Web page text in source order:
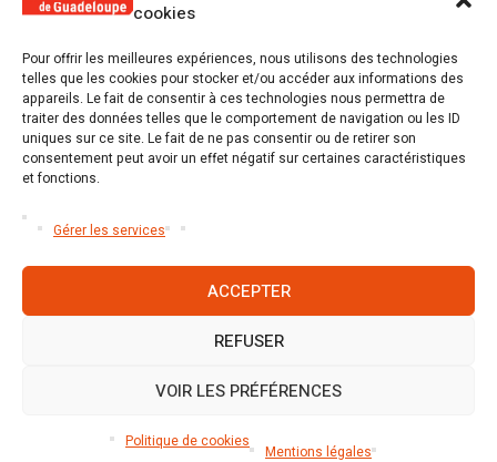
cookies
Pour offrir les meilleures expériences, nous utilisons des technologies
telles que les cookies pour stocker et/ou accéder aux informations des
appareils. Le fait de consentir à ces technologies nous permettra de
traiter des données telles que le comportement de navigation ou les ID
uniques sur ce site. Le fait de ne pas consentir ou de retirer son
consentement peut avoir un effet négatif sur certaines caractéristiques
et fonctions.
Gérer les services
ACCEPTER
REFUSER
VOIR LES PRÉFÉRENCES
Politique de cookies
Mentions légales
Poster un commentaire
Tu dois êtreconnectéPoster un commentaire.
Nous contacter
Politique de cookies (UE)
droits réservés